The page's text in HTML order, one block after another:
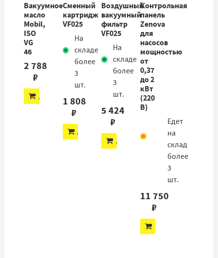
Вакуумное
масло
Mobil,
ISO
VG
46
2 788
₽
ДОБАВИТЬ
Сменный
картридж
VF025
На
складе
более
3
шт.
1 808
₽
ДОБАВИТЬ
Воздушный
вакуумный
фильтр
VF025
На
складе
более
3
шт.
5 424
₽
ДОБАВИТЬ
Контрольная
панель
Zenova
для
насосов
мощностью
от
0,37
до 2
кВт
(220
В)
Едет
на
склад
более
3
шт.
11 750
₽